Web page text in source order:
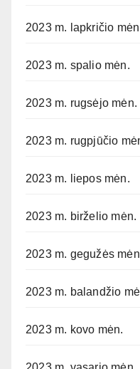
2023 m. lapkričio
2023 m. spalio mėn.
2023 m. rugsėjo mėn.
2023 m. rugpjūčio
2023 m. liepos mėn.
2023 m. birželio mėn.
2023 m. gegužės
2023 m. balandžio
2023 m. kovo mėn.